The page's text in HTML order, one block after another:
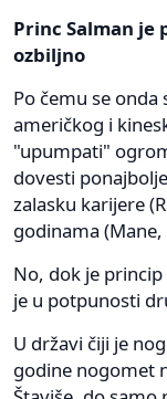
Princ Salman
ozbiljno
Po čemu se
američkog i
"upumpati"
dovesti
zalasku karijere
godinama
No, dok je
je u potpunosti
U državi čiji je
godine nogomet